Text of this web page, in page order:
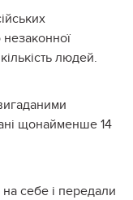
незаконної
людей.
щонайменше 14
себе і передали